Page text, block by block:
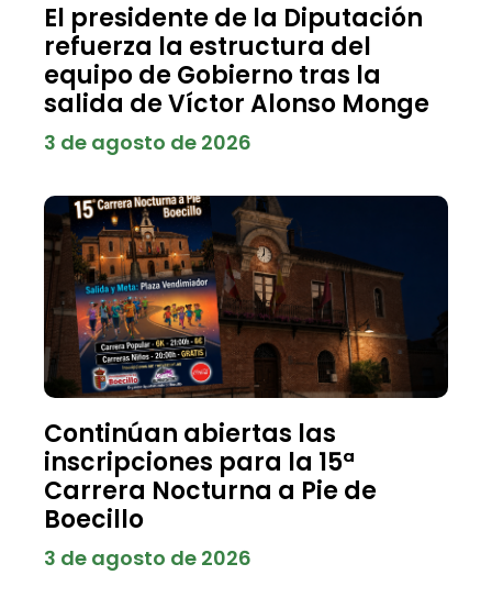
El presidente de la Diputación
refuerza la estructura del
equipo de Gobierno tras la
salida de Víctor Alonso Monge
3 de agosto de 2026
Continúan abiertas las
inscripciones para la 15ª
Carrera Nocturna a Pie de
Boecillo
3 de agosto de 2026